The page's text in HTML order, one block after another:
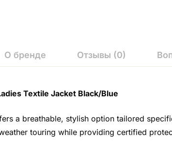
О бренде Отзывы (0)
Textile Jacket Black/Blue
a breathable, stylish option tailored
touring while providing certified